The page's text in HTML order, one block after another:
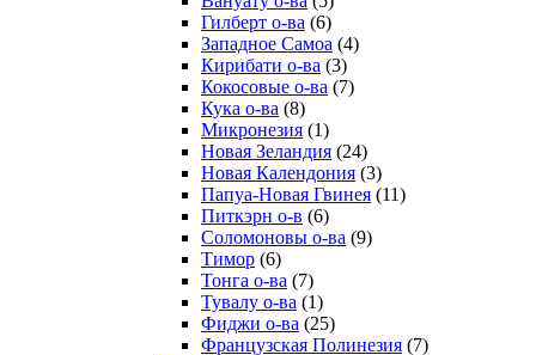
Гилберт о-ва (6)
Западное Самоа (4)
Кирибати о-ва (3)
Кокосовые о-ва (7)
Кука о-ва (8)
Микронезия (1)
Новая Зеландия (24)
Новая Календония (3)
Папуа-Новая Гвинея (11)
Питкэрн о-в (6)
Соломоновы о-ва (9)
Тимор (6)
Тонга о-ва (7)
Тувалу о-ва (1)
Фиджи о-ва (25)
Французская Полинезия (7)